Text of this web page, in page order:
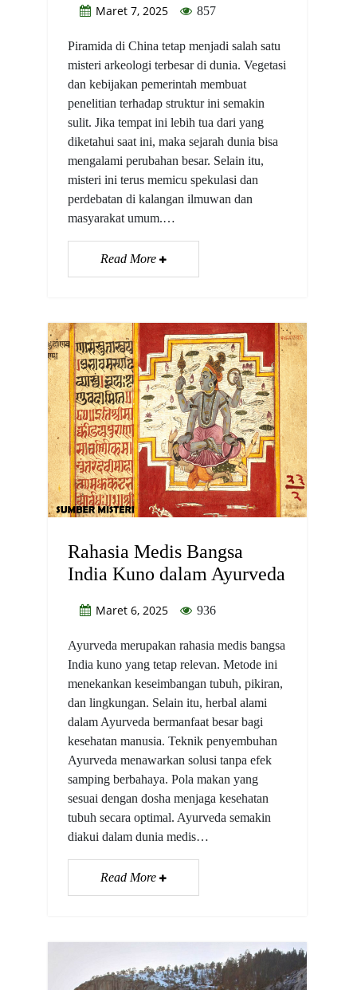
Maret 7, 2025 857
Piramida di China tetap menjadi salah satu
misteri arkeologi terbesar di dunia. Vegetasi
dan kebijakan pemerintah membuat
penelitian terhadap struktur ini semakin
sulit. Jika tempat ini lebih tua dari yang
diketahui saat ini, maka sejarah dunia bisa
mengalami perubahan besar. Selain itu,
misteri ini terus memicu spekulasi dan
perdebatan di kalangan ilmuwan dan
masyarakat umum.…
Read More
Rahasia Medis Bangsa
India Kuno dalam Ayurveda
Maret 6, 2025 936
Ayurveda merupakan rahasia medis bangsa
India kuno yang tetap relevan. Metode ini
menekankan keseimbangan tubuh, pikiran,
dan lingkungan. Selain itu, herbal alami
dalam Ayurveda bermanfaat besar bagi
kesehatan manusia. Teknik penyembuhan
Ayurveda menawarkan solusi tanpa efek
samping berbahaya. Pola makan yang
sesuai dengan dosha menjaga kesehatan
tubuh secara optimal. Ayurveda semakin
diakui dalam dunia medis…
Read More